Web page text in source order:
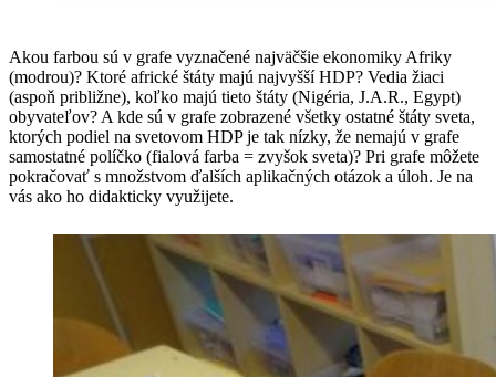
Akou farbou sú v grafe vyznačené najväčšie ekonomiky Afriky
(modrou)? Ktoré africké štáty majú najvyšší HDP? Vedia žiaci
(aspoň približne), koľko majú tieto štáty (Nigéria, J.A.R., Egypt)
obyvateľov? A kde sú v grafe zobrazené všetky ostatné štáty sveta,
ktorých podiel na svetovom HDP je tak nízky, že nemajú v grafe
samostatné políčko (fialová farba = zvyšok sveta)? Pri grafe môžete
pokračovať s množstvom ďalších aplikačných otázok a úloh. Je na
vás ako ho didakticky využijete.